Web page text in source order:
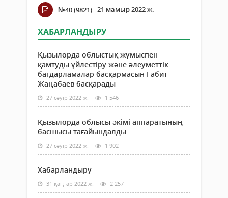
№40 (9821) 21 мамыр 2022 ж.
ХАБАРЛАНДЫРУ
Қызылорда облыстық жұмыспен
қамтуды үйлестіру және әлеуметтік
бағдарламалар басқармасын Ғабит
Жаңабаев басқарады
27 сәуір 2022 ж. 1 546
Қызылорда облысы әкімі аппаратының
басшысы тағайындалды
27 сәуір 2022 ж. 1 902
Хабарландыру
31 қаңтар 2022 ж. 2 257